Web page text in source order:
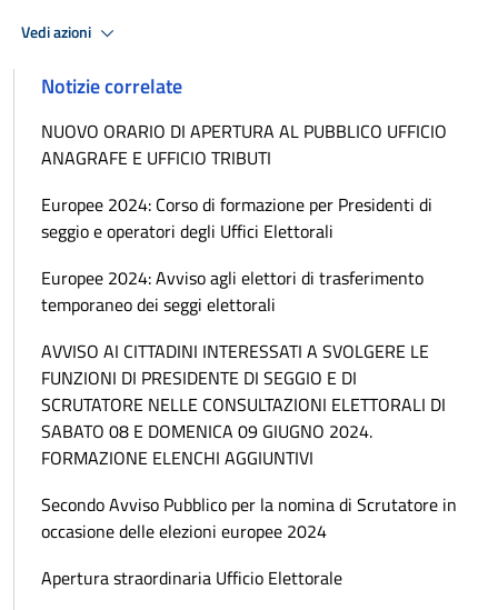
Vedi azioni
Notizie correlate
NUOVO ORARIO DI APERTURA AL PUBBLICO UFFICIO
ANAGRAFE E UFFICIO TRIBUTI
Europee 2024: Corso di formazione per Presidenti di
seggio e operatori degli Uffici Elettorali
Europee 2024: Avviso agli elettori di trasferimento
temporaneo dei seggi elettorali
AVVISO AI CITTADINI INTERESSATI A SVOLGERE LE
FUNZIONI DI PRESIDENTE DI SEGGIO E DI
SCRUTATORE NELLE CONSULTAZIONI ELETTORALI DI
SABATO 08 E DOMENICA 09 GIUGNO 2024.
FORMAZIONE ELENCHI AGGIUNTIVI
Secondo Avviso Pubblico per la nomina di Scrutatore in
occasione delle elezioni europee 2024
Apertura straordinaria Ufficio Elettorale